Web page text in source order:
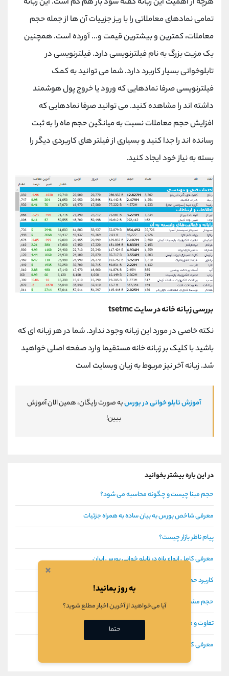
تمامی نمادهای معاملاتی را با ریز جزییات آن ها از جمله حجم
معاملات، کمترین و بیشترین قیمت و... آورده است. همچنین
یک مزیت بزرگ به نام فیلترنویسی دارد. فیلترنویسی در
تابلوخوانی بسیار کاربرد دارد. شما می توانید به کمک
فیلترنویسی صرفا نمادهایی که ورود یا خروج پول هوشمند
داشته اند را مشاهده کنید. می توانید صرفا نمادهایی که
افزایش حجم معاملات نسبت به میانگین حجم ماه را به ثبت
رسانده اند را جدا کنید و بسیاری از فیلتر های کاربردی دیگر را
بسته به نیاز خود ایجاد کنید.
بررسی زبانه خانه در سایت tsetmc
نکته خاصی در مورد این زبانه وجود ندارد. شما در هر زبانه ای که
باشید با کلیک بر زبانه خانه مستقیما وارد صفحه اصلی خواهید
شد. زبانه آخر نیز مربوط به زبان وبسایت است
آموزش تابلو خوانی در بورسبه صورت رایگان، همین الان آموزش
ببین!
در این باره بیشتر بخوانید
حجم مبنا چیست و چگونه محاسبه می شود؟
معرفی شاخص بورس به بیان ساده به همراه جزئیات
پیام ناظر بازار چیست؟
معرفی کامل انواع بازه در تابلو خوانی بورس ایران
کاربرد حجم معاملات در تحلیل بازارهای مالی
حجم مشکوک در بورس چیست؟
تفاوت و مفهوم بازار اول و دوم تابلوی اصلی و فرعی بورس
معرفی کامل میانگین حجم ماه
×
به روز بمانید!
آیا می‌خواهید از آخرین اخبار مطلع شوید؟
حتما